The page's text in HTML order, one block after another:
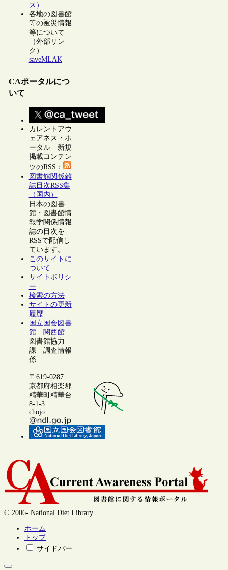
ス）
各地の図書館
等の被災情報
等について
（外部リン
ク）
saveMLAK
CAポータルにつ
いて
カレントアウ
ェアネス・ポ
ータル 新規
掲載コンテン
ツのRSS：
図書館関係雑
誌目次RSS集
（国内）
日本の図書
館・図書館情
報学関係情報
誌の目次を
RSSで配信し
ています。
このサイトに
ついて
サイトポリシ
ー
検索の方法
サイトの更新
履歴
国立国会図書
館 関西館
図書館協力
課 調査情報
係
〒619-0287
京都府相楽郡
精華町精華台
8-1-3
chojo
© 2006- National Diet Library
ホーム
トップ
サイドバー